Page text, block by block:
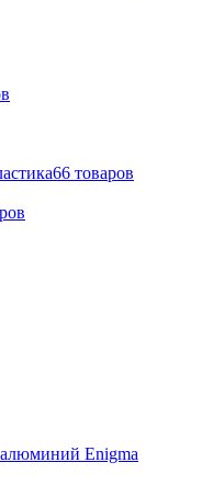
66 товаров